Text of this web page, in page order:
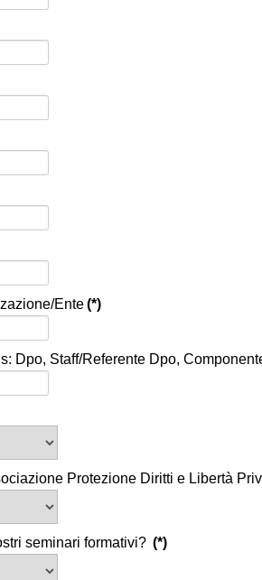
Ente(*)
Dpo, Staff/Referente Dpo,
Protezione Diritti e Libertà
seminari formativi? (*)